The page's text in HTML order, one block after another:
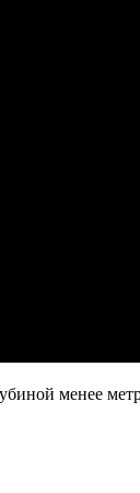
менее